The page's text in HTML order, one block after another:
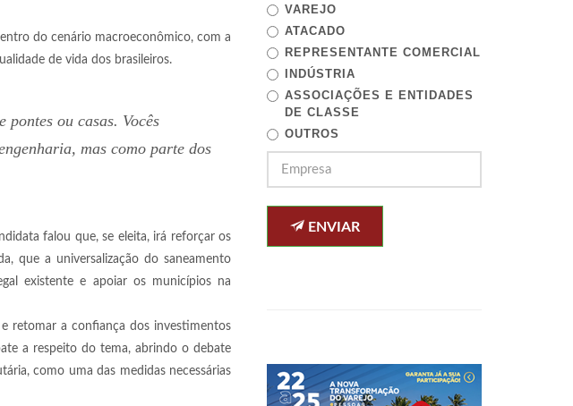
do cenário macroeconômico, com a
de vida dos brasileiros.
ou casas. Vocês
mas como parte dos
falou que, se eleita, irá reforçar os
que a universalização do saneamento
existente e apoiar os municípios na
retomar a confiança dos investimentos
a respeito do tema, abrindo o debate
como uma das medidas necessárias
VAREJO
ATACADO
REPRESENTANTE COMERCIAL
INDÚSTRIA
ASSOCIAÇÕES E ENTIDADES
DE CLASSE
OUTROS
ENVIAR